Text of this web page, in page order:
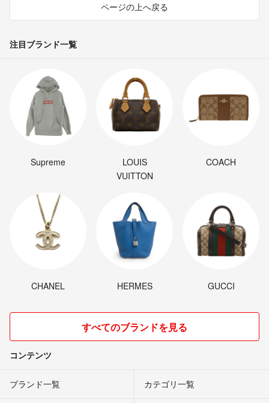
ページの上へ戻る
注目ブランド一覧
Supreme
LOUIS
VUITTON
COACH
CHANEL HERMES GUCCI
すべてのブランドを見る
コンテンツ
ブランド一覧 カテゴリ一覧